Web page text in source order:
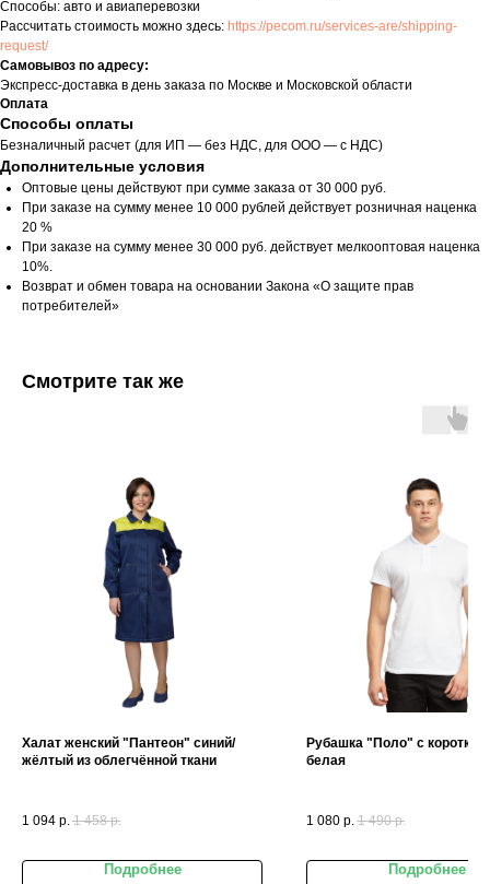
Способы: авто и авиаперевозки
Рассчитать стоимость можно здесь: https://pecom.ru/services-are/shipping-
request/
Самовывоз по адресу:
Экспресс-доставка в день заказа по Москве и Московской области
Оплата
Способы оплаты
Безналичный расчет (для ИП — без НДС, для ООО — с НДС)
Дополнительные условия
Оптовые цены действуют при сумме заказа от 30 000 руб.
При заказе на сумму менее 10 000 рублей действует розничная наценка
20 %
При заказе на сумму менее 30 000 руб. действует мелкооптовая наценка
10%.
Возврат и обмен товара на основании Закона «О защите прав
потребителей»
Смотрите так же
Халат женский "Пантеон" синий/
жёлтый из облегчённой ткани
1 094 р. 1 458 р.
Подробнее
Рубашка "Поло" с
белая
1 080 р. 1 490 р.
Подробнее